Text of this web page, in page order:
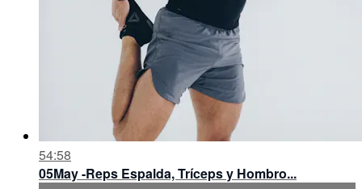
54:58
05May -Reps Espalda, Tríceps y Hombro...